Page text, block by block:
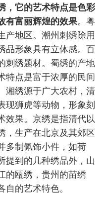
，它的艺术特点是色彩
有富丽辉煌的效果。粤
产地区。潮州刺绣除用
品形象具有立体感。百
刺绣题材。蜀绣的产地
特点是富于浓厚的民间
湘绣源于广大农村，清
现狮虎等动物，形象刻
效果。京绣是指清代以
，生产在北京及其郊区
多制佩饰小件，如荷
提到的几种绣品外，山
的瓯绣，贵州的苗绣
的艺术特色。